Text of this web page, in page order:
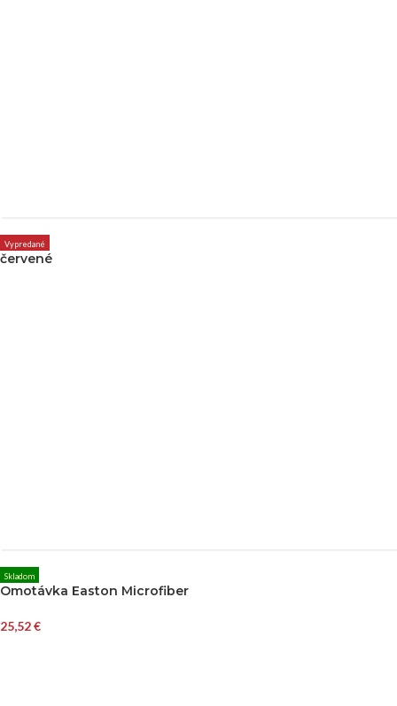
Vypredané
červené
Skladom
Omotávka Easton Microfiber
25,52€